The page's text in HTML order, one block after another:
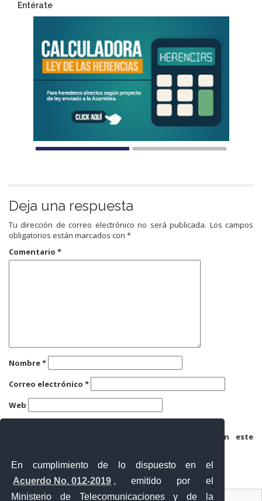
En cumplimiento de lo dispuesto en el
Acuerdo No. 012-2019 , emitido por el
Ministerio de Telecomunicaciones y de la
Entérate
Deja una respuesta
Tu dirección de correo electrónico no será publicada. Los campos
obligatorios están marcados con *
Comentario *
Nombre*
Correo electrónico *
Web
Guarda mi nombre, correo electrónico y web en este
Ventanilla Única Virtual